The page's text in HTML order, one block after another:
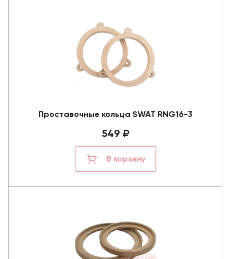
Проставочные кольца SWAT RNG16-3
549 ₽
В корзину